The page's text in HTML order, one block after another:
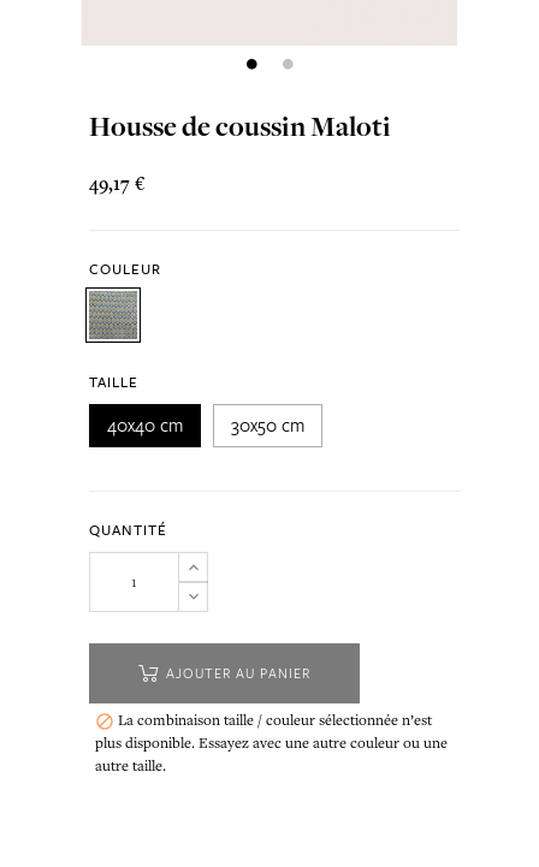
Housse de coussin Maloti
49,17 €
COULEUR
TAILLE
40x40 cm 30x50 cm
QUANTITÉ
AJOUTER AU PANIER
 La combinaison taille / couleur sélectionnée n’est
plus disponible. Essayez avec une autre couleur ou une
autre taille.